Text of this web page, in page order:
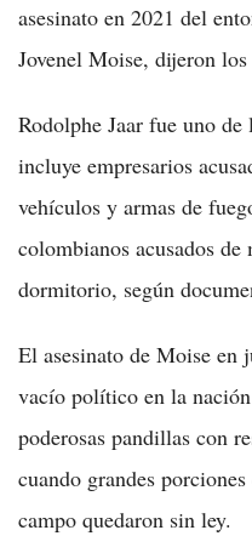
asesinato en 2021 del
Jovenel Moise, dijeron los
Rodolphe Jaar fue uno de
incluye empresarios
vehículos y armas de
colombianos acusados de
dormitorio, según
El asesinato de Moise en
vacío político en la
poderosas pandillas con
cuando grandes
campo quedaron sin ley.